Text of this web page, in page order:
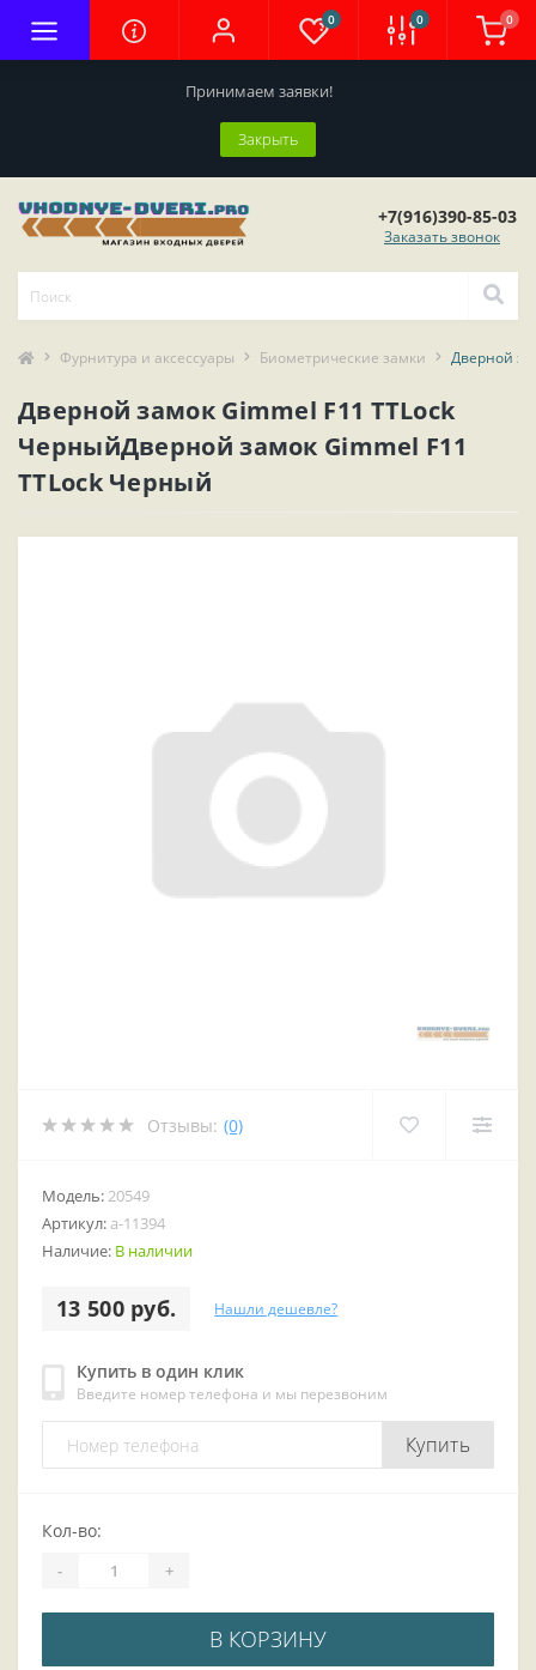
Принимаем заявки!
Закрыть
0 0 0
+7(916)390-85-03
Заказать звонок
Фурнитура и аксессуары Биометрические замки Дверной
Дверной замок Gimmel F11 TTLock
ЧерныйДверной замок Gimmel F11
TTLock Черный
Отзывы: (0)
Модель:20549
Артикул: a-11394
Наличие: В наличии
13 500 руб. Нашли дешевле?
Купить в один клик
Введите номер телефона и мы перезвоним
Купить
Кол-во:
- +
В КОРЗИНУ